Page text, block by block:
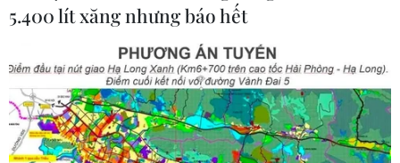
5.400 lít xăng nhưng báo hết